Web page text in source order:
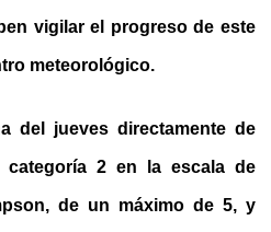
vigilar el progreso de este
meteorológico.
del jueves directamente de
categoría 2 en la escala de
de un máximo de 5, y